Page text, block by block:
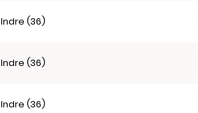
Indre (36)
Indre (36)
Indre (36)